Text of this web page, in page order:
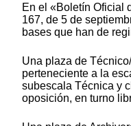
En el «Boletín Oficial
167, de 5 de
bases que han de
Una plaza de
perteneciente a la
subescala Técnica y
oposición, en turno